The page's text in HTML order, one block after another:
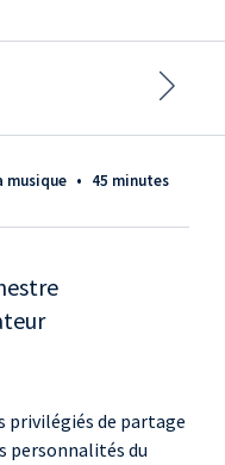
musique • 45 minutes
privilégiés de partage
personnalités du